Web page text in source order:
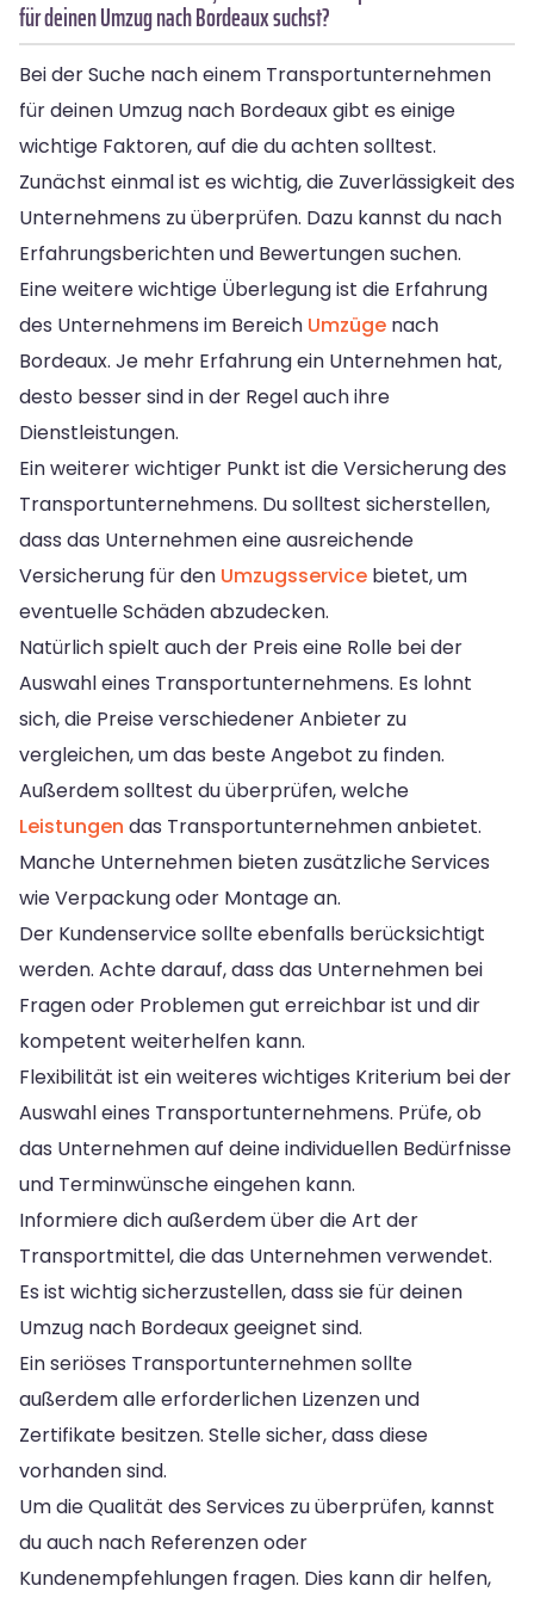
für deinen Umzug nach Bordeaux suchst?
Bei der Suche nach einem Transportunternehmen
für deinen Umzug nach Bordeaux gibt es einige
wichtige Faktoren, auf die du achten solltest.
Zunächst einmal ist es wichtig, die Zuverlässigkeit des
Unternehmens zu überprüfen. Dazu kannst du nach
Erfahrungsberichten und Bewertungen suchen.
Eine weitere wichtige Überlegung ist die Erfahrung
des Unternehmens im Bereich Umzüge nach
Bordeaux. Je mehr Erfahrung ein Unternehmen hat,
desto besser sind in der Regel auch ihre
Dienstleistungen.
Ein weiterer wichtiger Punkt ist die Versicherung des
Transportunternehmens. Du solltest sicherstellen,
dass das Unternehmen eine ausreichende
Versicherung für den Umzugsservice bietet, um
eventuelle Schäden abzudecken.
Natürlich spielt auch der Preis eine Rolle bei der
Auswahl eines Transportunternehmens. Es lohnt
sich, die Preise verschiedener Anbieter zu
vergleichen, um das beste Angebot zu finden.
Außerdem solltest du überprüfen, welche
Leistungen das Transportunternehmen anbietet.
Manche Unternehmen bieten zusätzliche Services
wie Verpackung oder Montage an.
Der Kundenservice sollte ebenfalls berücksichtigt
werden. Achte darauf, dass das Unternehmen bei
Fragen oder Problemen gut erreichbar ist und dir
kompetent weiterhelfen kann.
Flexibilität ist ein weiteres wichtiges Kriterium bei der
Auswahl eines Transportunternehmens. Prüfe, ob
das Unternehmen auf deine individuellen Bedürfnisse
und Terminwünsche eingehen kann.
Informiere dich außerdem über die Art der
Transportmittel, die das Unternehmen verwendet.
Es ist wichtig sicherzustellen, dass sie für deinen
Umzug nach Bordeaux geeignet sind.
Ein seriöses Transportunternehmen sollte
außerdem alle erforderlichen Lizenzen und
Zertifikate besitzen. Stelle sicher, dass diese
vorhanden sind.
Um die Qualität des Services zu überprüfen, kannst
du auch nach Referenzen oder
Kundenempfehlungen fragen. Dies kann dir helfen,